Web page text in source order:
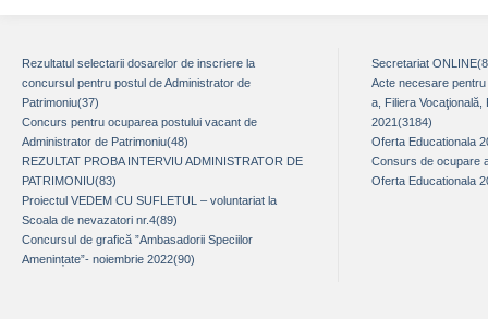
Rezultatul selectarii dosarelor de inscriere la
concursul pentru postul de Administrator de
Patrimoniu(37)
Concurs pentru ocuparea postului vacant de
Administrator de Patrimoniu(48)
REZULTAT PROBA INTERVIU ADMINISTRATOR DE
PATRIMONIU(83)
Proiectul VEDEM CU SUFLETUL – voluntariat la
Scoala de nevazatori nr.4(89)
Concursul de grafică ”Ambasadorii Speciilor
Amenințate”- noiembrie 2022(90)
Secretariat
Acte necesare
a, Filiera
2021(3184)
Oferta Educationala
Consurs de ocupare
Oferta Educationala